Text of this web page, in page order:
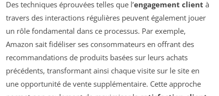
Des techniques éprouvées telles que l’engagement client à
travers des interactions régulières peuvent également jouer
un rôle fondamental dans ce processus. Par exemple,
Amazon sait fidéliser ses consommateurs en offrant des
recommandations de produits basées sur leurs achats
précédents, transformant ainsi chaque visite sur le site en
une opportunité de vente supplémentaire. Cette approche